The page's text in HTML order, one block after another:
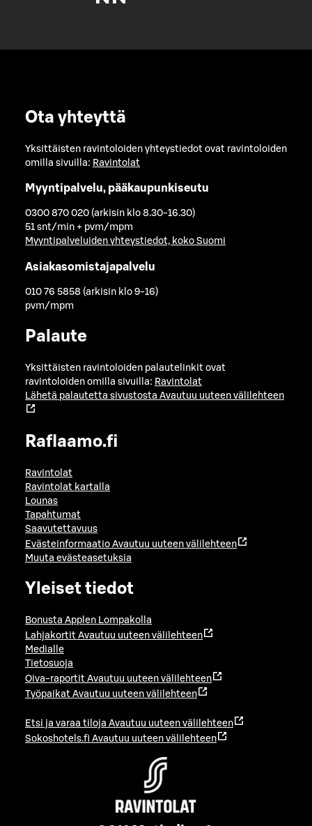
Ota yhteyttä
Yksittäisten ravintoloiden yhteystiedot ovat ravintoloiden
omilla sivuilla: Ravintolat
Myyntipalvelu, pääkaupunkiseutu
0300 870 020 (arkisin klo 8.30-16.30)
51 snt/min + pvm/mpm
Myyntipalveluiden yhteystiedot, koko Suomi
Asiakasomistajapalvelu
010 76 5858 (arkisin klo 9-16)
pvm/mpm
Palaute
Yksittäisten ravintoloiden palautelinkit ovat
ravintoloiden omilla sivuilla: Ravintolat
Lähetä palautetta sivustosta Avautuu uuteen välilehteen
Raflaamo.fi
Ravintolat
Ravintolat kartalla
Lounas
Tapahtumat
Saavutettavuus
Evästeinformaatio Avautuu uuteen välilehteen
Muuta evästeasetuksia
Yleiset tiedot
Bonusta Applen Lompakolla
Lahjakortit Avautuu uuteen välilehteen
Medialle
Tietosuoja
Oiva-raportit Avautuu uuteen välilehteen
Työpaikat Avautuu uuteen välilehteen
Etsi ja varaa tiloja Avautuu uuteen välilehteen
Sokoshotels.fi Avautuu uuteen välilehteen